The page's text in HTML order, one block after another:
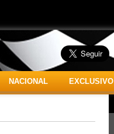
NACIONAL EXCLUSIVO